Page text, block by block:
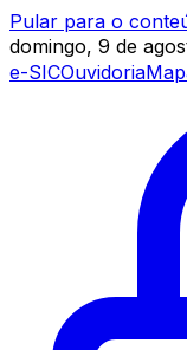
Pular para o
domingo, 9 de
e-SICOuvidoria